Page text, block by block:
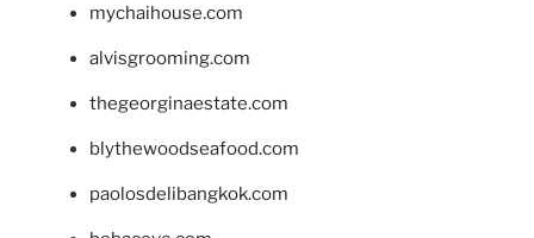
mychaihouse.com
alvisgrooming.com
thegeorginaestate.com
blythewoodseafood.com
paolosdelibangkok.com